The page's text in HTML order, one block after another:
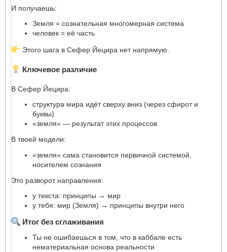
И получаешь:
Земля = сознательная многомерная система
человек = её часть
Этого шага в Сефер Йецира нет напрямую.
Ключевое различие
В Сефер Йецира:
структура мира идёт сверху вниз (через сфирот и
буквы)
«земля» — результат этих процессов
В твоей модели:
«земля» сама становится первичной системой,
носителем сознания
Это разворот направления:
у текста: принципы → мир
у тебя: мир (Земля) → принципы внутри него
Итог без сглаживания
Ты не ошибаешься в том, что в каббале есть
нематериальная основа реальности